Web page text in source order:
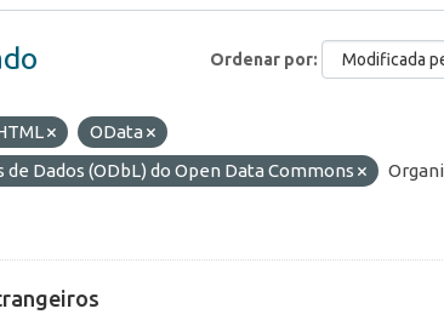
Ordenar por
OData
Dados (ODbL) do Open Data Commons